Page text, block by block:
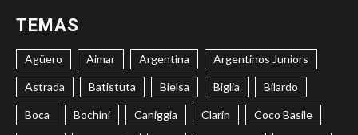
TEMAS
Agüero Aimar Argentina Argentinos Juniors
Astrada Batistuta Bielsa Biglia Bilardo
Boca Bochini Caniggia Clarín Coco Basile